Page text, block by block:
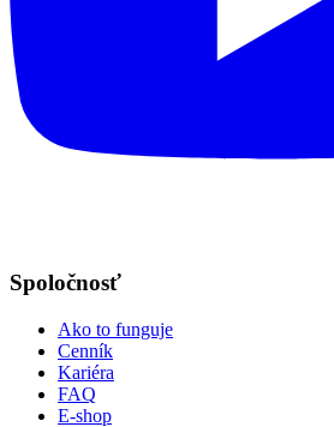
Spoločnosť
Ako to funguje
Cenník
Kariéra
FAQ
E-shop